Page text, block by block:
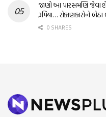
જાણો આ પારસમણિ જેવા
રૂપિયા… રોકાણકારોને
0 SHARES